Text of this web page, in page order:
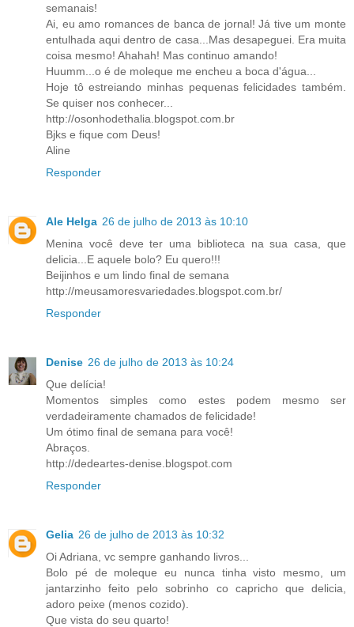
semanais!
Ai, eu amo romances de banca de jornal! Já tive um monte
entulhada aqui dentro de casa...Mas desapeguei. Era muita
coisa mesmo! Ahahah! Mas continuo amando!
Huumm...o é de moleque me encheu a boca d'água...
Hoje tô estreiando minhas pequenas felicidades também.
Se quiser nos conhecer...
http://osonhodethalia.blogspot.com.br
Bjks e fique com Deus!
Aline
Responder
Ale Helga 26 de julho de 2013 às 10:10
Menina você deve ter uma biblioteca na sua casa, que
delicia...E aquele bolo? Eu quero!!!
Beijinhos e um lindo final de semana
http://meusamoresvariedades.blogspot.com.br/
Responder
Denise 26 de julho de 2013 às 10:24
Que delícia!
Momentos simples como estes podem mesmo ser
verdadeiramente chamados de felicidade!
Um ótimo final de semana para você!
Abraços.
http://dedeartes-denise.blogspot.com
Responder
Gelia 26 de julho de 2013 às 10:32
Oi Adriana, vc sempre ganhando livros...
Bolo pé de moleque eu nunca tinha visto mesmo, um
jantarzinho feito pelo sobrinho co capricho que delicia,
adoro peixe (menos cozido).
Que vista do seu quarto!